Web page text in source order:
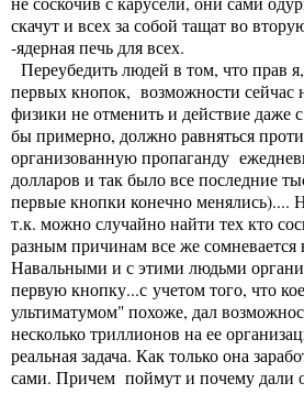
скачут и всех за собой тащат во
-ядерная печь для всех.
Переубедить людей в том, что прав
первых кнопок, возможности сейчас
физики не отменить и действие даже
бы примерно, должно равняться
организованную пропаганду
долларов и так было все последние
первые кнопки конечно менялись)....
т.к. можно случайно найти тех кто
разным причинам все же
Навальными и с этими людьми
первую кнопку...с учетом того, что
ультиматумом" похоже, дал
несколько триллионов на ее
реальная задача. Как только она
сами. Причем поймут и почему дали